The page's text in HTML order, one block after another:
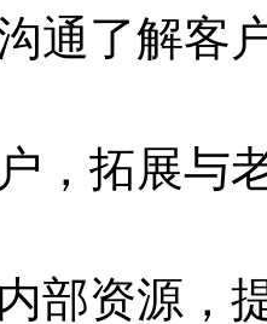
通了解客
，拓展与
部资源，